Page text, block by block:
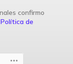
confirmo
de